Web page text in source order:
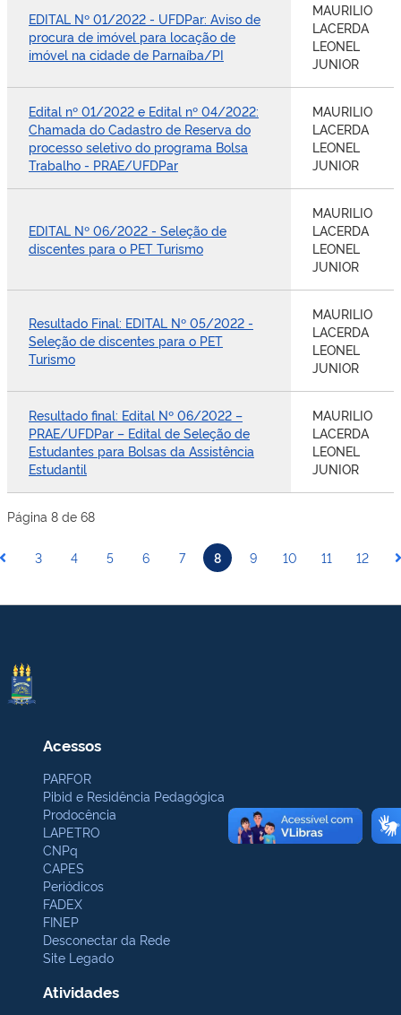
EDITAL Nº 01/2022 - UFDPar: Aviso de
procura de imóvel para locação de
imóvel na cidade de Parnaíba/PI
MAURILIO
LACERDA
LEONEL
JUNIOR
Edital nº 01/2022 e Edital nº 04/2022:
Chamada do Cadastro de Reserva do
processo seletivo do programa Bolsa
Trabalho - PRAE/UFDPar
MAURILIO
LACERDA
LEONEL
JUNIOR
EDITAL Nº 06/2022 - Seleção de
discentes para o PET Turismo
MAURILIO
LACERDA
LEONEL
JUNIOR
Resultado Final: EDITAL Nº 05/2022 -
Seleção de discentes para o PET
Turismo
MAURILIO
LACERDA
LEONEL
JUNIOR
Resultado final: Edital Nº 06/2022 –
PRAE/UFDPar – Edital de Seleção de
Estudantes para Bolsas da Assistência
Estudantil
MAURILIO
LACERDA
LEONEL
JUNIOR
Página 8 de 68
3 4 5 6 7 8 9 10 11 12
Acessos
PARFOR
Pibid e Residência Pedagógica
Prodocência
LAPETRO
CNPq
CAPES
Periódicos
FADEX
FINEP
Desconectar da Rede
Site Legado
Atividades